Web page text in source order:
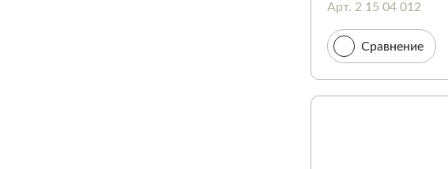
длина 38cm
Арт. 2 15 04 012
Сравнение